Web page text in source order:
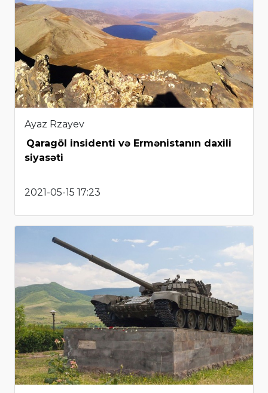
Ayaz Rzayev
Qaragöl insidenti və Ermənistanın daxili
siyasəti
2021-05-15 17:23